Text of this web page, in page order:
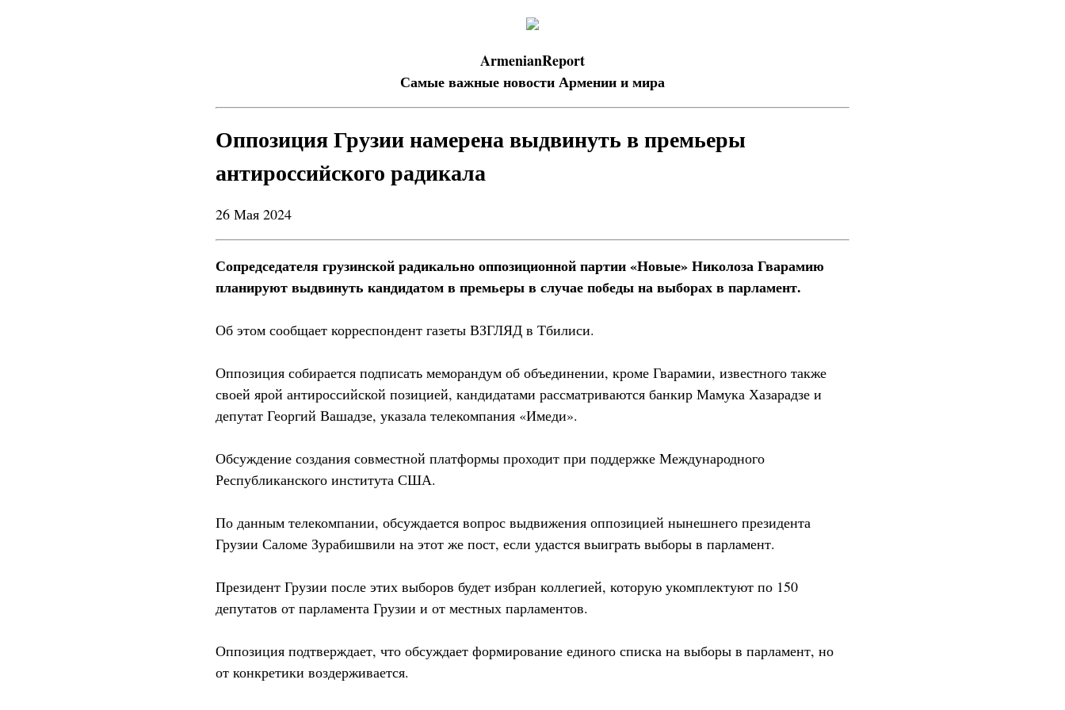
ArmenianReport
Самые важные новости Армении и мира
Оппозиция Грузии намерена выдвинуть в премьеры
антироссийского радикала
26 Мая 2024
Сопредседателя грузинской радикально оппозиционной партии «Новые» Николоза Гварамию
планируют выдвинуть кандидатом в премьеры в случае победы на выборах в парламент.
Об этом сообщает корреспондент газеты ВЗГЛЯД в Тбилиси.
Оппозиция собирается подписать меморандум об объединении, кроме Гварамии, известного также
своей ярой антироссийской позицией, кандидатами рассматриваются банкир Мамука Хазарадзе и
депутат Георгий Вашадзе, указала телекомпания «Имеди».
Обсуждение создания совместной платформы проходит при поддержке Международного
Республиканского института США.
По данным телекомпании, обсуждается вопрос выдвижения оппозицией нынешнего президента
Грузии Саломе Зурабишвили на этот же пост, если удастся выиграть выборы в парламент.
Президент Грузии после этих выборов будет избран коллегией, которую укомплектуют по 150
депутатов от парламента Грузии и от местных парламентов.
Оппозиция подтверждает, что обсуждает формирование единого списка на выборы в парламент, но
от конкретики воздерживается.